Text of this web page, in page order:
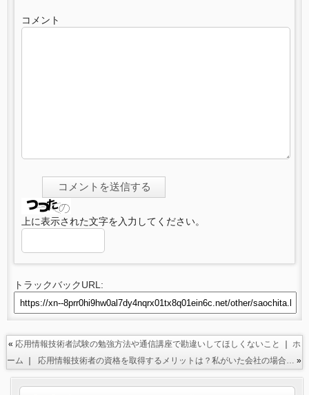
コメント
上に表示された文字を入力してください。
トラックバックURL:
« 応用情報技術者試験の勉強方法や通信講座で勘違いしてほしくないこと
ホ
ーム
応用情報技術者の資格を取得するメリットは？私がいた会社の場合… »